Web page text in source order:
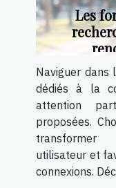
Les
Naviguer dans
dédiés à la
attention
proposées.
transformer
utilisateur et
connexions.